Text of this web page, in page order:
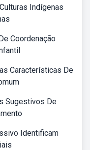
Indígenas
Coordenação
Características De
Sugestivos De
Identificam